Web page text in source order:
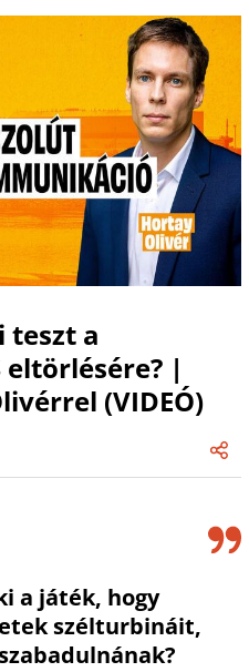
teszt a
eltörlésére? |
(VIDEÓ)
a játék, hogy
szélturbináit,